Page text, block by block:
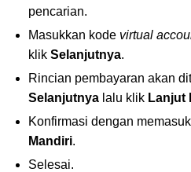
pencarian.
Masukkan kode virtual
klik Selanjutnya.
Rincian pembayaran akan
Selanjutnya lalu klik Lanjut
Konfirmasi dengan
Mandiri.
Selesai.